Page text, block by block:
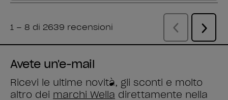
Avete un'e-mail
Ricevi le ultime novità, gli sconti e molto
altro dei marchi Wella direttamente nella